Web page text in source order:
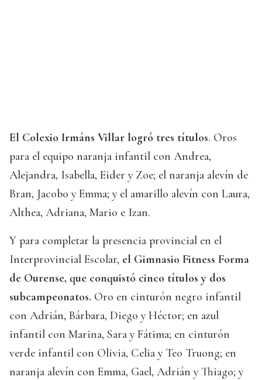
El Colexio Irmáns Villar logró tres títulos. Oros
para el equipo naranja infantil con Andrea,
Alejandra, Isabella, Eider y Zoe; el naranja alevín de
Bran, Jacobo y Emma; y el amarillo alevín con Laura,
Althea, Adriana, Mario e Izan.
Y para completar la presencia provincial en el
Interprovincial Escolar, el Gimnasio Fitness Forma
de Ourense, que conquistó cinco títulos y dos
subcampeonatos. Oro en cinturón negro infantil
con Adrián, Bárbara, Diego y Héctor; en azul
infantil con Marina, Sara y Fátima; en cinturón
verde infantil con Olivia, Celia y Teo Truong; en
naranja alevín con Emma, Gael, Adrián y Thiago; y